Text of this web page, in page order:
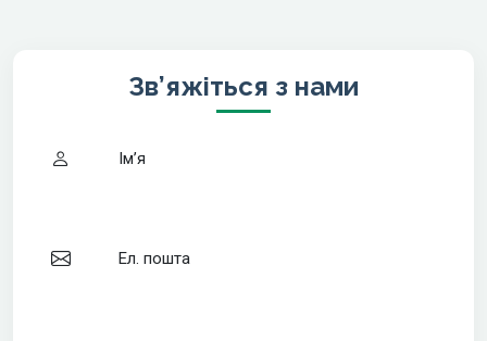
Зв’яжіться з нами